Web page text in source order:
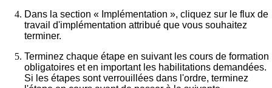
Dans la section « Implémentation », cliquez sur le flux de
travail d'implémentation attribué que vous souhaitez
terminer.
Terminez chaque étape en suivant les cours de formation
obligatoires et en important les habilitations demandées.
Si les étapes sont verrouillées dans l'ordre, terminez